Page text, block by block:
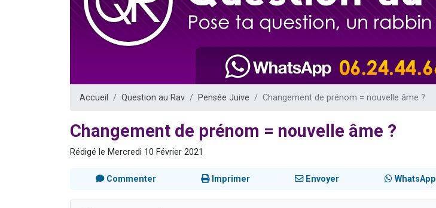
2 personnes viennent de nous rejoindre sur WhatsApp
Malgorzata vient de donner son Maasser
3 personnes viennent de nous rejoindre sur WhatsApp
Accueil Question au Rav Pensée Juive Changement de prénom = nouvelle âme ?
Changement de prénom = nouvelle âme ?
Rédigé le Mercredi 10 Février 2021
Commenter Imprimer Envoyer WhatsApp